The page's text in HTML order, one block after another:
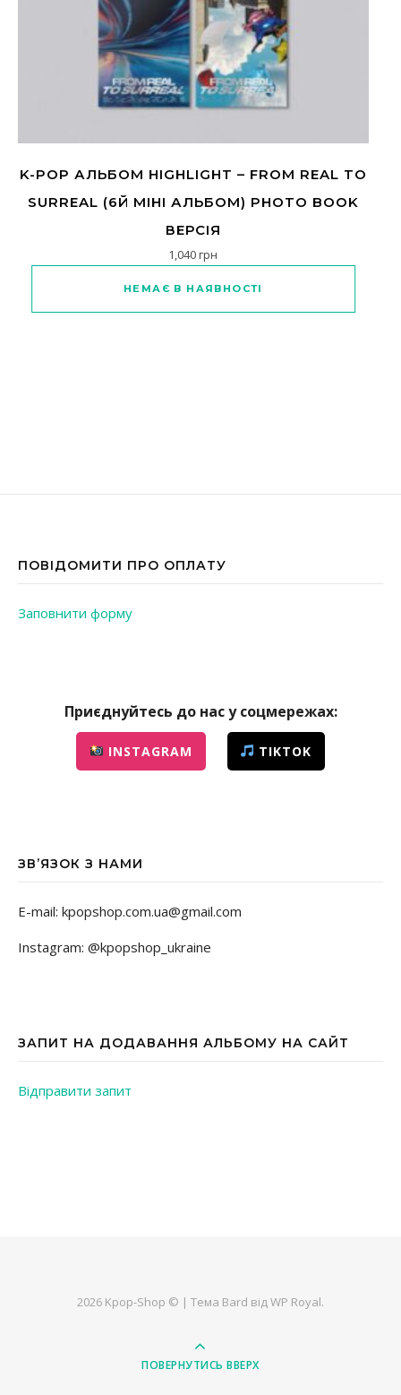
K-POP АЛЬБОМ HIGHLIGHT – FROM REAL TO
SURREAL (6Й МІНІ АЛЬБОМ) PHOTO BOOK
ВЕРСІЯ
1,040грн
НЕМАЄ В НАЯВНОСТІ
ПОВІДОМИТИ ПРО ОПЛАТУ
Заповнити форму
Приєднуйтесь до нас у соцмережах:
INSTAGRAM TIKTOK
ЗВ’ЯЗОК З НАМИ
E-mail: kpopshop.com.ua@gmail.com
Instagram: @kpopshop_ukraine
ЗАПИТ НА ДОДАВАННЯ АЛЬБОМУ НА САЙТ
Відправити запит
2026 Kpop-Shop © | Тема Bard відWP Royal.
ПОВЕРНУТИСЬ ВВЕРХ